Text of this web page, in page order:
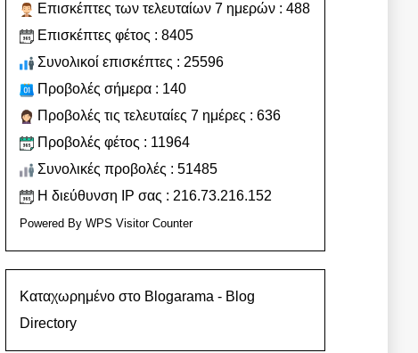
Επισκέπτες των τελευταίων 7 ημερών : 488
Επισκέπτες φέτος : 8405
Συνολικοί επισκέπτες : 25596
Προβολές σήμερα : 140
Προβολές τις τελευταίες 7 ημέρες : 636
Προβολές φέτος : 11964
Συνολικές προβολές : 51485
Η διεύθυνση IP σας : 216.73.216.152
Powered ByWPS Visitor Counter
Καταχωρημένο στο Blogarama - Blog
Directory